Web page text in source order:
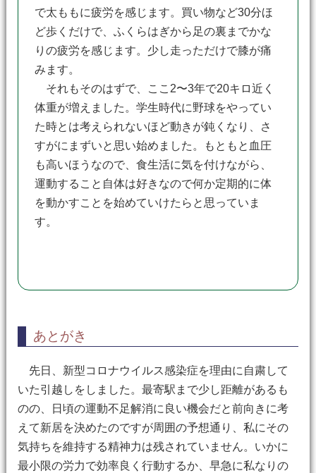
で太ももに疲労を感じます。買い物など30分ほ
ど歩くだけで、ふくらはぎから足の裏までかな
りの疲労を感じます。少し走っただけで膝が痛
みます。
それもそのはずで、ここ2〜3年で20キロ近く
体重が増えました。学生時代に野球をやってい
た時とは考えられないほど動きが鈍くなり、さ
すがにまずいと思い始めました。もともと血圧
も高いほうなので、食生活に気を付けながら、
運動すること自体は好きなので何か定期的に体
を動かすことを始めていけたらと思っていま
す。
あとがき
先日、新型コロナウイルス感染症を理由に自粛して
いた引越しをしました。最寄駅まで少し距離があるも
のの、日頃の運動不足解消に良い機会だと前向きに考
えて新居を決めたのですが周囲の予想通り、私にその
気持ちを維持する精神力は残されていません。いかに
最小限の労力で効率良く行動するか、早急に私なりの